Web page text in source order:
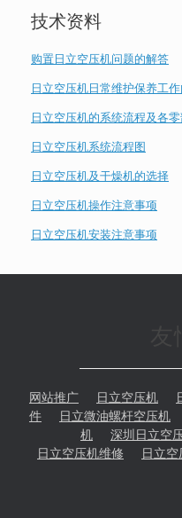
技术资料
购置日立空压机问题的解答
日立空压机日常维护保养工
日立空压机的系统流程及各
日立空压机系统流程图
日立空压机及干燥机的选择
日立空压机操作注意事项
日立空压机安装注意事项
网站推广 日立空压机
件
日立微油螺杆空压机
机
深圳日立空
日立空压机维修
日立